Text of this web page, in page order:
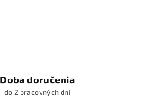
Doba doručenia
do 2 pracovných dní